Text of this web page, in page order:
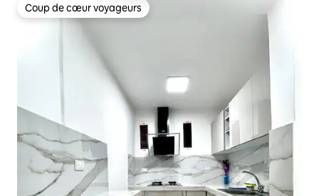
Coup de cœur voyageurs
Coup de cœur voyageurs